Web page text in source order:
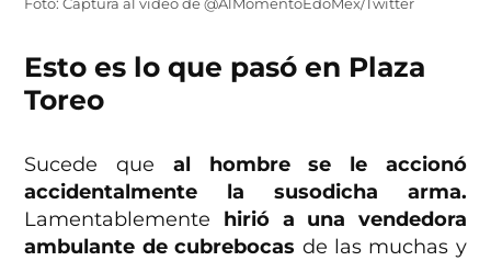
Foto: Captura al video de @AlMomentoEdoMex/Twitter
Esto es lo que pasó en Plaza
Toreo
Sucede que al hombre se le accionó
accidentalmente la susodicha arma.
Lamentablemente hirió a una vendedora
ambulante de cubrebocas de las muchas y